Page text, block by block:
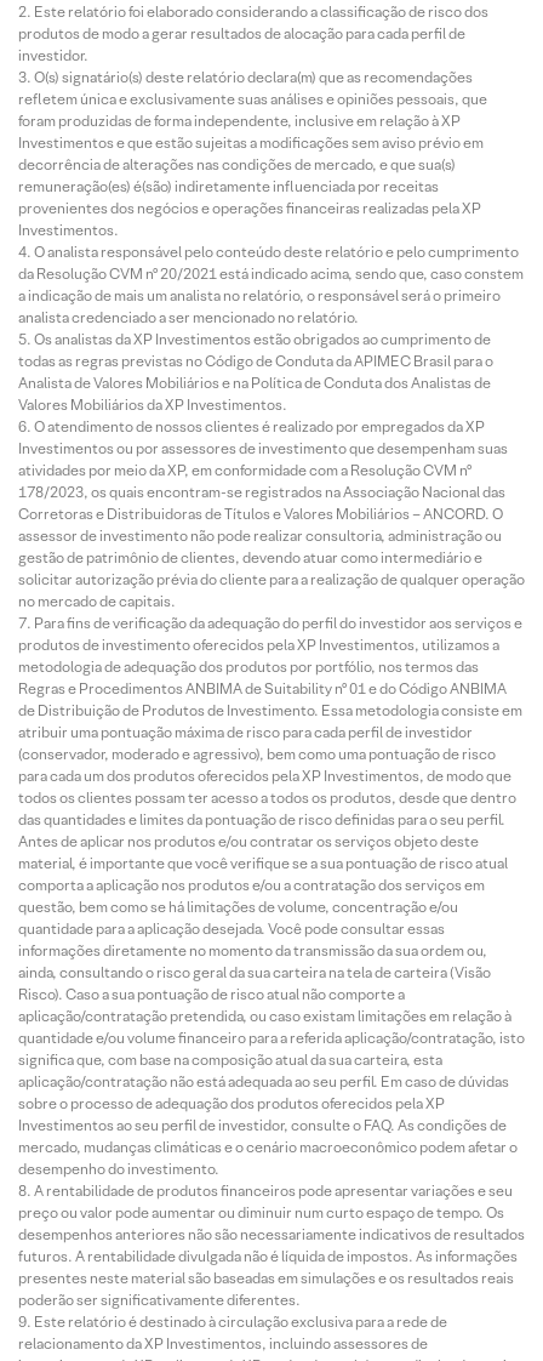
Este relatório foi elaborado considerando a classificação de risco dos
produtos de modo a gerar resultados de alocação para cada perfil de
investidor.
O(s) signatário(s) deste relatório declara(m) que as recomendações
refletem única e exclusivamente suas análises e opiniões pessoais, que
foram produzidas de forma independente, inclusive em relação à XP
Investimentos e que estão sujeitas a modificações sem aviso prévio em
decorrência de alterações nas condições de mercado, e que sua(s)
remuneração(es) é(são) indiretamente influenciada por receitas
provenientes dos negócios e operações financeiras realizadas pela XP
Investimentos.
O analista responsável pelo conteúdo deste relatório e pelo cumprimento
da Resolução CVM nº 20/2021 está indicado acima, sendo que, caso constem
a indicação de mais um analista no relatório, o responsável será o primeiro
analista credenciado a ser mencionado no relatório.
Os analistas da XP Investimentos estão obrigados ao cumprimento de
todas as regras previstas no Código de Conduta da APIMEC Brasil para o
Analista de Valores Mobiliários e na Política de Conduta dos Analistas de
Valores Mobiliários da XP Investimentos.
O atendimento de nossos clientes é realizado por empregados da XP
Investimentos ou por assessores de investimento que desempenham suas
atividades por meio da XP, em conformidade com a Resolução CVM nº
178/2023, os quais encontram-se registrados na Associação Nacional das
Corretoras e Distribuidoras de Títulos e Valores Mobiliários – ANCORD. O
assessor de investimento não pode realizar consultoria, administração ou
gestão de patrimônio de clientes, devendo atuar como intermediário e
solicitar autorização prévia do cliente para a realização de qualquer operação
no mercado de capitais.
Para fins de verificação da adequação do perfil do investidor aos serviços e
produtos de investimento oferecidos pela XP Investimentos, utilizamos a
metodologia de adequação dos produtos por portfólio, nos termos das
Regras e Procedimentos ANBIMA de Suitability nº 01 e do Código ANBIMA
de Distribuição de Produtos de Investimento. Essa metodologia consiste em
atribuir uma pontuação máxima de risco para cada perfil de investidor
(conservador, moderado e agressivo), bem como uma pontuação de risco
para cada um dos produtos oferecidos pela XP Investimentos, de modo que
todos os clientes possam ter acesso a todos os produtos, desde que dentro
das quantidades e limites da pontuação de risco definidas para o seu perfil.
Antes de aplicar nos produtos e/ou contratar os serviços objeto deste
material, é importante que você verifique se a sua pontuação de risco atual
comporta a aplicação nos produtos e/ou a contratação dos serviços em
questão, bem como se há limitações de volume, concentração e/ou
quantidade para a aplicação desejada. Você pode consultar essas
informações diretamente no momento da transmissão da sua ordem ou,
ainda, consultando o risco geral da sua carteira na tela de carteira (Visão
Risco). Caso a sua pontuação de risco atual não comporte a
aplicação/contratação pretendida, ou caso existam limitações em relação à
quantidade e/ou volume financeiro para a referida aplicação/contratação, isto
significa que, com base na composição atual da sua carteira, esta
aplicação/contratação não está adequada ao seu perfil. Em caso de dúvidas
sobre o processo de adequação dos produtos oferecidos pela XP
Investimentos ao seu perfil de investidor, consulte o FAQ. As condições de
mercado, mudanças climáticas e o cenário macroeconômico podem afetar o
desempenho do investimento.
A rentabilidade de produtos financeiros pode apresentar variações e seu
preço ou valor pode aumentar ou diminuir num curto espaço de tempo. Os
desempenhos anteriores não são necessariamente indicativos de resultados
futuros. A rentabilidade divulgada não é líquida de impostos. As informações
presentes neste material são baseadas em simulações e os resultados reais
poderão ser significativamente diferentes.
Este relatório é destinado à circulação exclusiva para a rede de
relacionamento da XP Investimentos, incluindo assessores de